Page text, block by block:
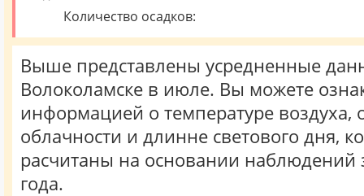
Количество осадков:
Выше представлены усредненные
Волоколамске в июле. Вы можете
информацией о температуре воздуха,
облачности и длинне светового дня,
расчитаны на основании наблюдений
года.